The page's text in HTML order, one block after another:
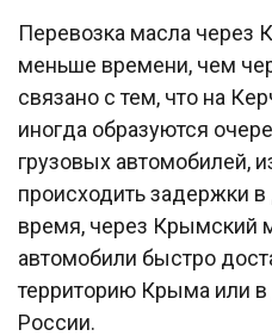
Перевозка масла через
меньше времени, чем
связано с тем, что на
иногда образуются
грузовых автомобилей,
происходить задержки
время, через Крымский
автомобили быстро
территорию Крыма или
России.